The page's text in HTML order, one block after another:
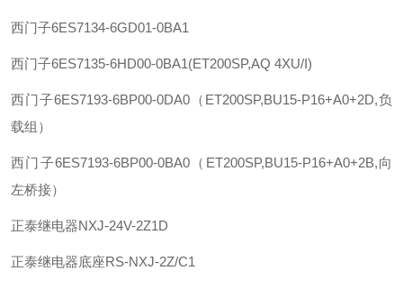
西门子6ES7134-6GD01-0BA1
西门子6ES7135-6HD00-0BA1(ET200SP,AQ 4XU/I)
西门子6ES7193-6BP00-0DA0（ET200SP,BU15-P16+A0+2D,负
载组）
西门子6ES7193-6BP00-0BA0（ET200SP,BU15-P16+A0+2B,向
左桥接）
正泰继电器NXJ-24V-2Z1D
正泰继电器底座RS-NXJ-2Z/C1